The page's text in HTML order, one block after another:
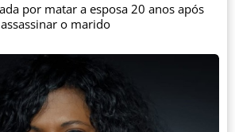
por matar a esposa 20 anos após
assassinar o marido